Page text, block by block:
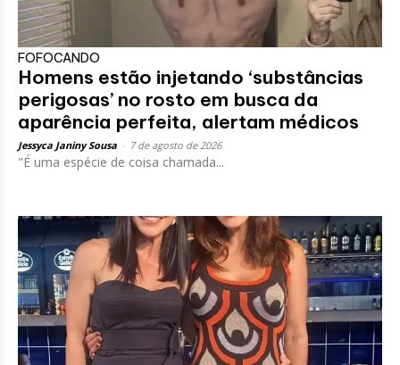
FOFOCANDO
Homens estão injetando ‘substâncias
perigosas’ no rosto em busca da
aparência perfeita, alertam médicos
Jessyca Janiny Sousa 7 de agosto de 2026
"É uma espécie de coisa chamada...